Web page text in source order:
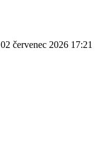
červenec 2026 17:21